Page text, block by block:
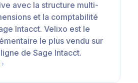
avec la structure multi-
et la comptabilité
Intacct. Velixo est le
le plus vendu sur
de Sage Intacct.